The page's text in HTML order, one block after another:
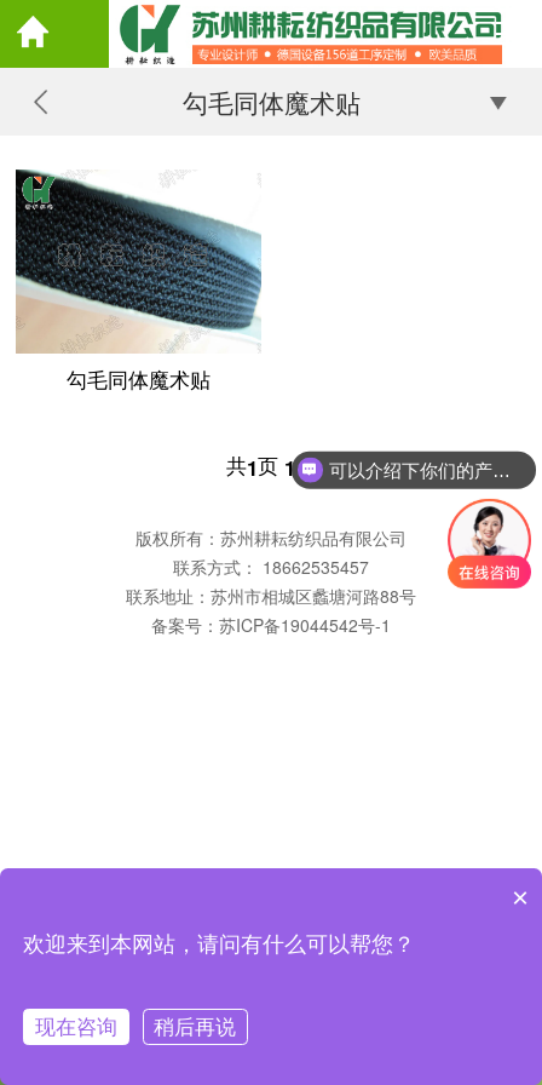
勾毛同体魔术贴
勾毛同体魔术贴
共1页 1条
版权所有：苏州耕耘纺织品有限公司
联系方式： 18662535457
联系地址：苏州市相城区蠡塘河路88号
备案号： 苏ICP备19044542号-1
可以介绍下你们的产品么
×
欢迎来到本网站，请问有什么可以帮您？
现在咨询 稍后再说